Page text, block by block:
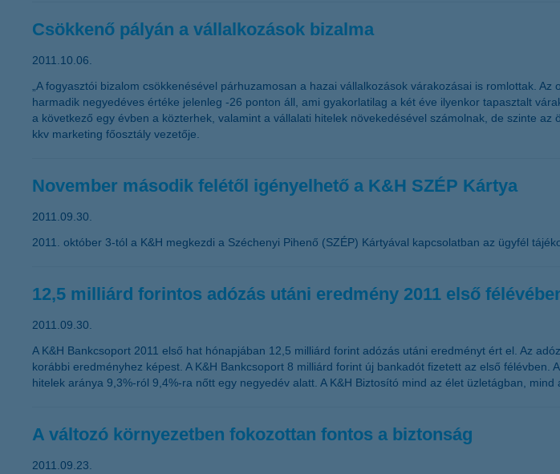
Csökkenő pályán a vállalkozások bizalma
2011.10.06.
„A fogyasztói bizalom csökkenésével párhuzamosan a hazai vállalkozások várakozásai is romlottak.
harmadik negyedéves értéke jelenleg -26 ponton áll, ami gyakorlatilag a két éve ilyenkor tapasztalt
a következő egy évben a közterhek, valamint a vállalati hitelek növekedésével számolnak, de szinte
kkv marketing főosztály vezetője.
November második felétől igényelhető a K&H SZÉP Kártya
2011.09.30.
2011. október 3-tól a K&H megkezdi a Széchenyi Pihenő (SZÉP) Kártyával kapcsolatban az ügyfél
12,5 milliárd forintos adózás utáni eredmény 2011 első
2011.09.30.
A K&H Bankcsoport 2011 első hat hónapjában 12,5 milliárd forint adózás utáni eredményt ért el. Az
korábbi eredményhez képest. A K&H Bankcsoport 8 milliárd forint új bankadót fizetett az első
hitelek aránya 9,3%-ról 9,4%-ra nőtt egy negyedév alatt. A K&H Biztosító mind az élet üzletágban,
A változó környezetben fokozottan fontos a biztonság
2011.09.23.